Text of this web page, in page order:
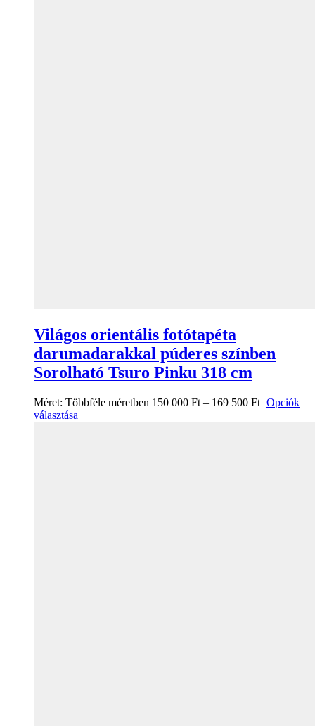
Világos orientális fotótapéta
darumadarakkal púderes színben
Sorolható Tsuro Pinku 318 cm
Méret: Többféle méretben 150 000 Ft – 169 500 Ft Opciók
választása